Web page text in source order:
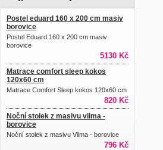
Postel eduard 160 x 200 cm masiv
borovice
Postel Eduard 160 x 200 cm masiv
borovice
5130 Kč
Matrace comfort sleep kokos
120x60 cm
Matrace Comfort Sleep kokos 120x60 cm
820 Kč
Noční stolek z masivu vilma -
borovice
Noční stolek z masivu Vilma - borovice
796 Kč